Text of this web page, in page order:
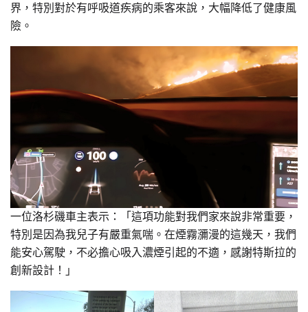
界，特別對於有呼吸道疾病的乘客來說，大幅降低了健康風
險。
一位洛杉磯車主表示：「這項功能對我們家來說非常重要，
特別是因為我兒子有嚴重氣喘。在煙霧瀰漫的這幾天，我們
能安心駕駛，不必擔心吸入濃煙引起的不適，感謝特斯拉的
創新設計！」